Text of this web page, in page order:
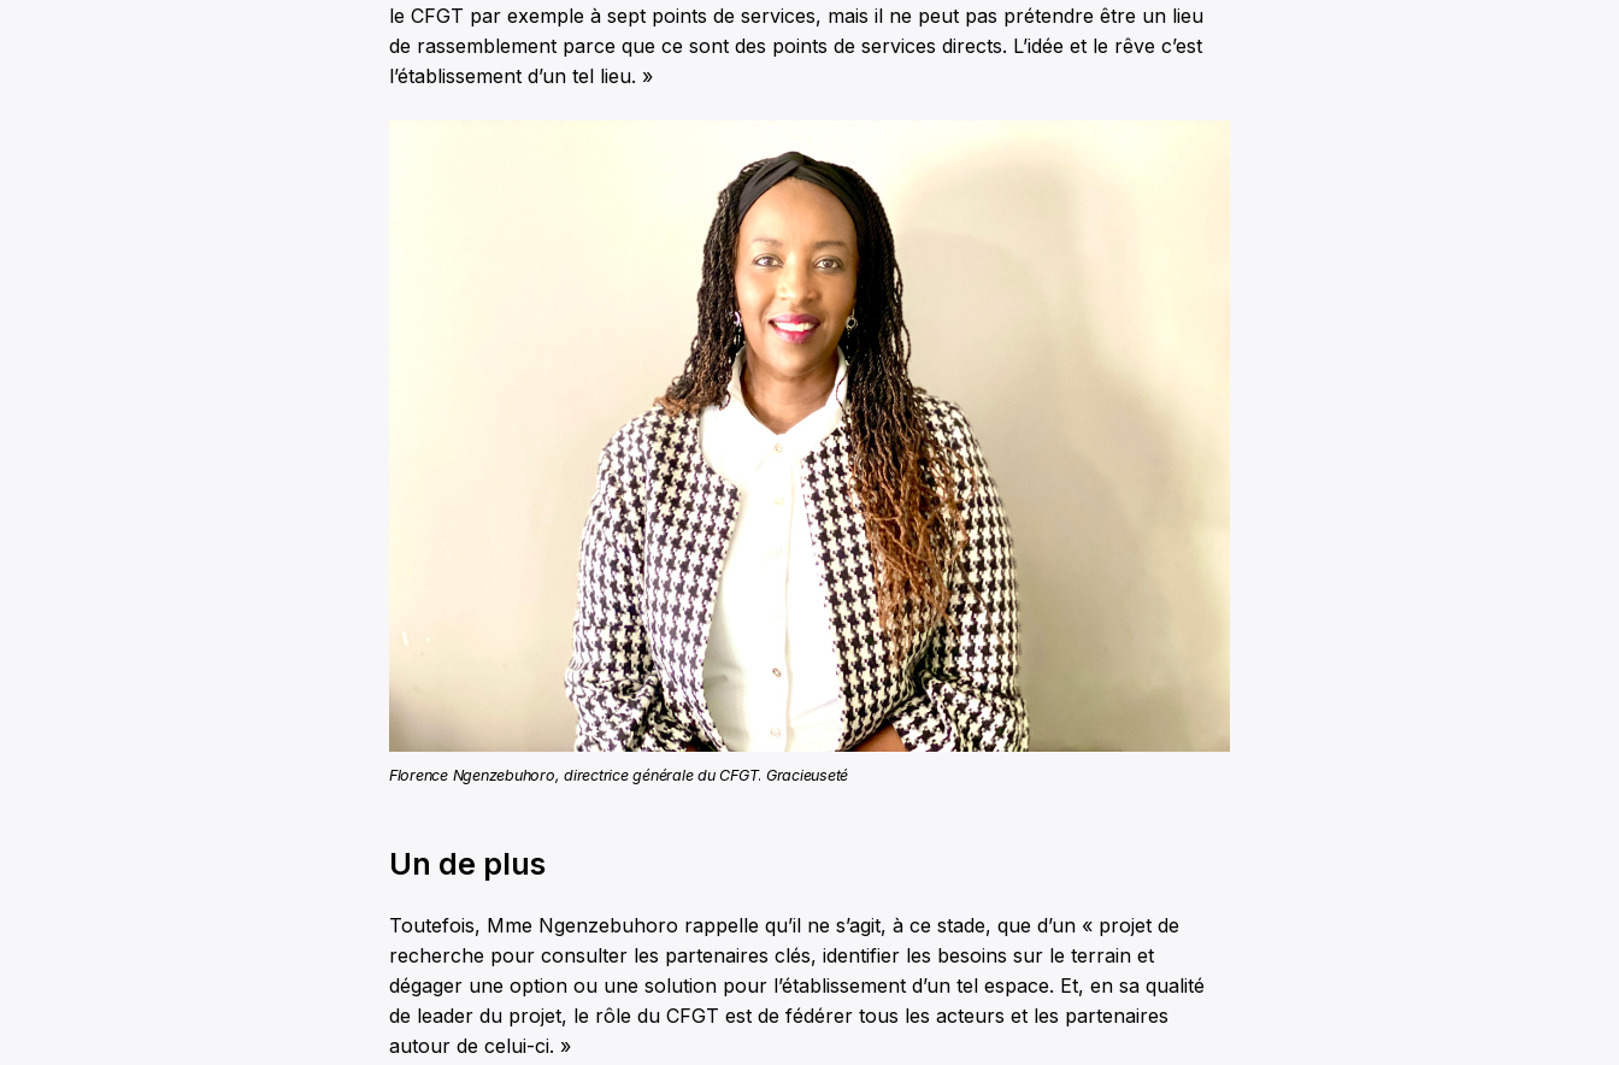
le CFGT par exemple à sept points de services, mais il ne peut pas prétendre être un lieu
de rassemblement parce que ce sont des points de services directs. L’idée et le rêve c’est
l’établissement d’un tel lieu. »
Florence Ngenzebuhoro, directrice générale du CFGT. Gracieuseté
Un de plus
Toutefois, Mme Ngenzebuhoro rappelle qu’il ne s’agit, à ce stade, que d’un « projet de
recherche pour consulter les partenaires clés, identifier les besoins sur le terrain et
dégager une option ou une solution pour l’établissement d’un tel espace. Et, en sa qualité
de leader du projet, le rôle du CFGT est de fédérer tous les acteurs et les partenaires
autour de celui-ci. »